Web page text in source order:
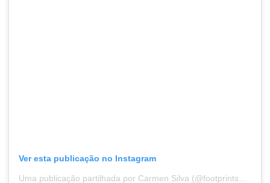
Ver esta publicação no Instagram